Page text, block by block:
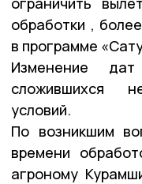
обработки ,
в программе
Изменение
сложившихся
условий.
По возникшим
времени
агроному